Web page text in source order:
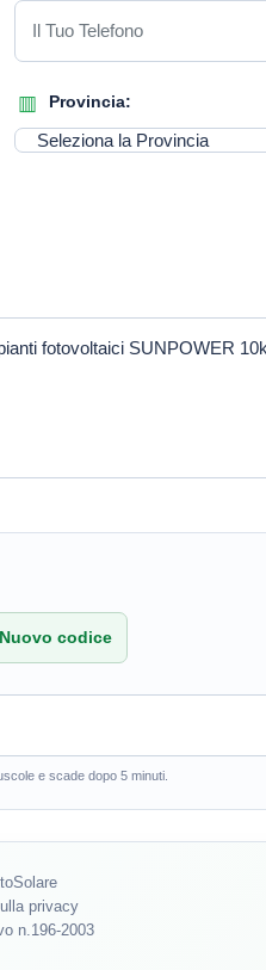
Provincia:
codice
e scade dopo 5 minuti.
privacy
n.196-2003